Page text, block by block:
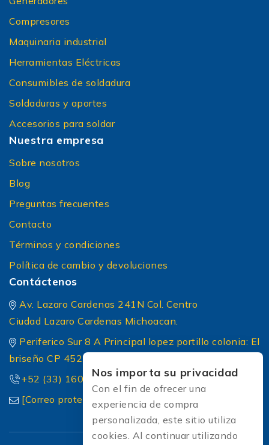
Compresores
Maquinaria industrial
Herramientas Eléctricas
Consumibles de soldadura
Soldaduras y aportes
Accesorios para soldar
Nuestra empresa
Sobre nosotros
Blog
Preguntas frecuentes
Contacto
Términos y condiciones
Política de cambio y devoluciones
Contáctenos
Av. Lazaro Cardenas 241N Col. Centro
Ciudad Lazaro Cardenas Michoacan.
Periferico Sur 8 A Principal lopez portillo colonia: El
briseño CP 45236 Zapopan Jalisco
+52 (33) 1604 5032
[Correo protected]
Nos importa su privacidad
Con el fin de ofrecer una
experiencia de compra
personalizada, este sitio utiliza
cookies. Al continuar utilizando